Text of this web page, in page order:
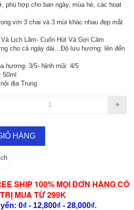
phù hợp cho ban ngày, mùa hè, các hoạt
với 3 chai và 3 mùi khác nhau đẹp mắt
Lịch Lãm- Cuốn Hút Và Gợi Cảm
cho cả ngày dài…Độ lưu hương: lên đến
hương: 3/5- Nịnh mũi: 4/5
50ml
địa Trung
HÀNG
SHIP 100% MỌI ĐƠN HÀNG CÓ
MUA TỪ 299K
0₫ - 12,800₫ - 28,000₫.